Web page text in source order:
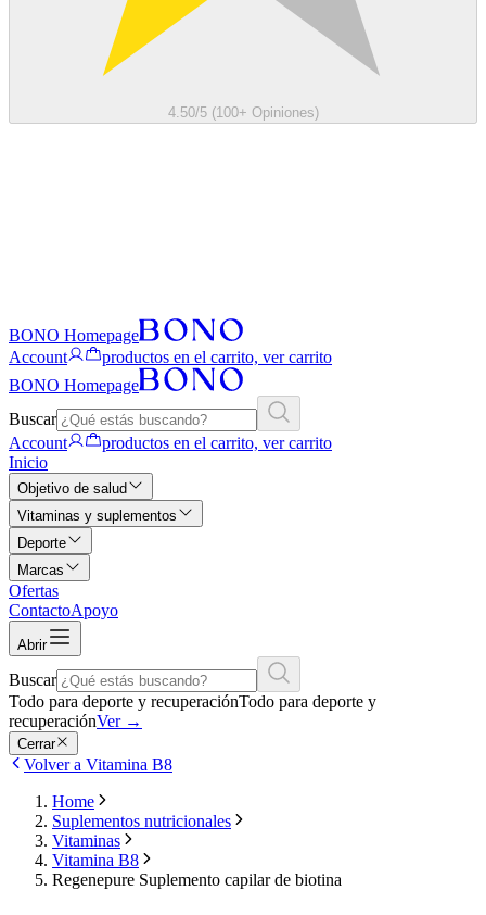
4.50/5 (100+ Opiniones)
BONO Homepage
Account
productos en el carrito, ver carrito
BONO Homepage
Buscar
Account
productos en el carrito, ver carrito
Inicio
Objetivo de salud
Vitaminas y suplementos
Deporte
Marcas
Ofertas
ContactoApoyo
Abrir
Buscar
Todo para deporte y recuperaciónTodo para deporte y
recuperaciónVer →
Cerrar
Volver a Vitamina B8
Home
Suplementos nutricionales
Vitaminas
Vitamina B8
Regenepure Suplemento capilar de biotina